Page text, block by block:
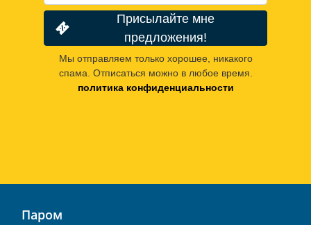
Присылайте мне
предложения!
Мы отправляем только хорошее, никакого
спама. Отписаться можно в любое время.
политика конфиденциальности
Паром